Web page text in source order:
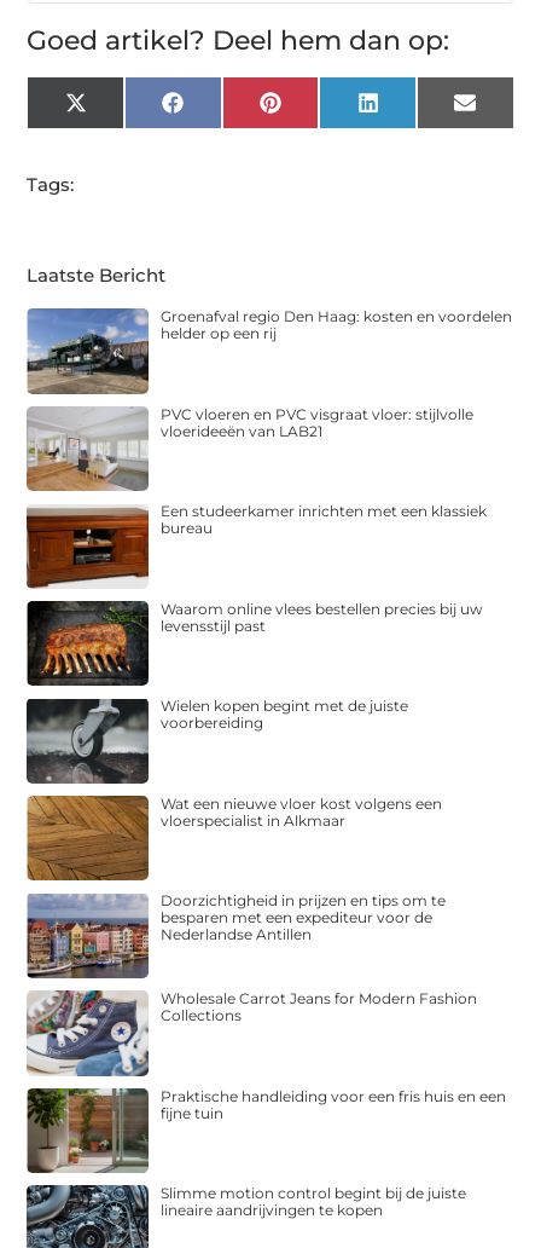
Goed artikel? Deel hem dan op:
X
(Twitter)
FacebookPinterest LinkedIn Email
Tags:
Laatste Bericht
Groenafval regio Den Haag: kosten en voordelen
helder op een rij
PVC vloeren en PVC visgraat vloer: stijlvolle
vloerideeën van LAB21
Een studeerkamer inrichten met een klassiek
bureau
Waarom online vlees bestellen precies bij uw
levensstijl past
Wielen kopen begint met de juiste
voorbereiding
Wat een nieuwe vloer kost volgens een
vloerspecialist in Alkmaar
Doorzichtigheid in prijzen en tips om te
besparen met een expediteur voor de
Nederlandse Antillen
Wholesale Carrot Jeans for Modern Fashion
Collections
Praktische handleiding voor een fris huis en een
fijne tuin
Slimme motion control begint bij de juiste
lineaire aandrijvingen te kopen